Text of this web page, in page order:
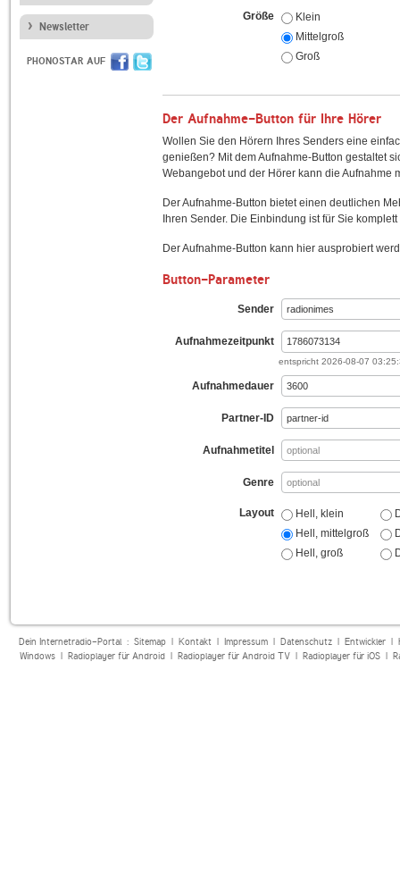
Newsletter
PHONOSTAR AUF
Größe
Klein
Mittelgroß
Groß
Der Aufnahme-Button für Ihre Hörer
Wollen Sie den Hörern Ihres Senders eine
genießen? Mit dem Aufnahme-Button gestaltet
Webangebot und der Hörer kann die Aufnahme
Der Aufnahme-Button bietet einen deutlichen
Ihren Sender. Die Einbindung ist für Sie
Der Aufnahme-Button kann hier ausprobiert
Button-Parameter
Sender
Aufnahmezeitpunkt
entspricht 2026-08-07
Aufnahmedauer
Partner-ID
Aufnahmetitel
Genre
Layout
Hell, klein
Hell, mittelgroß
Hell, groß
Dein Internetradio-Portal : Sitemap| Kontakt| Impressum| Datenschutz| Entwickler|
Windows| Radioplayer für Android| Radioplayer für Android TV| Radioplayer für iOS|